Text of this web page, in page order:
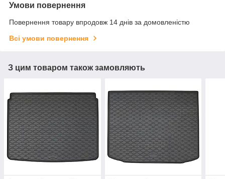
Умови повернення
Повернення товару впродовж 14 днів за домовленістю
Всі умови повернення
З цим товаром також замовляють